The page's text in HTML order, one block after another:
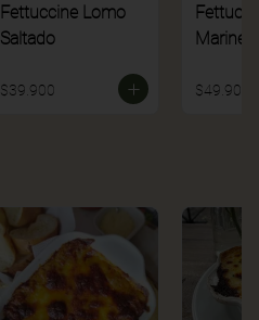
Fettuccine Lomo
Saltado
$39.900
Marinera
$49.900